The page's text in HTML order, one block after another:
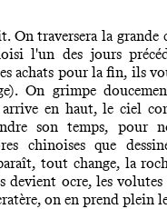
On traversera la
l'un des jours
achats pour la fin, ils
On grimpe
en haut, le ciel
son temps, pour
chinoises que
tout change, la
devient ocre, les volutes
on en prend plein